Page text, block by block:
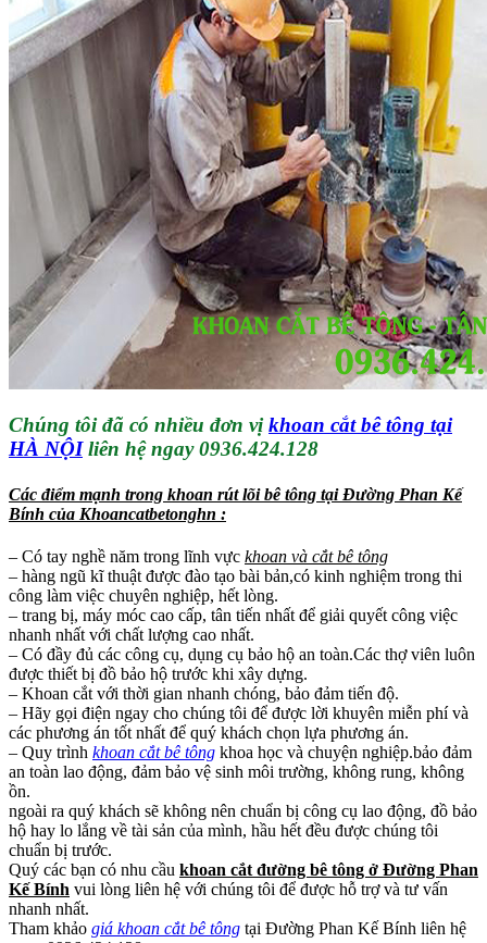
Chúng tôi đã có nhiều đơn vịkhoan cắt bê tông tại
HÀ NỘIliên hệ ngay 0936.424.128
Các điểm mạnh trong khoan rút lõi bê tông tại Đường Phan Kế
Bính của Khoancatbetonghn :
– Có tay nghề năm trong lĩnh vực khoan và cắt bê tông
– hàng ngũ kĩ thuật được đào tạo bài bản,có kinh nghiệm trong thi
công làm việc chuyên nghiệp, hết lòng.
– trang bị, máy móc cao cấp, tân tiến nhất để giải quyết công việc
nhanh nhất với chất lượng cao nhất.
– Có đầy đủ các công cụ, dụng cụ bảo hộ an toàn.Các thợ viên luôn
được thiết bị đồ bảo hộ trước khi xây dựng.
– Khoan cắt với thời gian nhanh chóng, bảo đảm tiến độ.
– Hãy gọi điện ngay cho chúng tôi để được lời khuyên miễn phí và
các phương án tốt nhất để quý khách chọn lựa phương án.
– Quy trình khoan cắt bê tông khoa học và chuyện nghiệp.bảo đảm
an toàn lao động, đảm bảo vệ sinh môi trường, không rung, không
ồn.
ngoài ra quý khách sẽ không nên chuẩn bị công cụ lao động, đồ bảo
hộ hay lo lắng về tài sản của mình, hầu hết đều được chúng tôi
chuẩn bị trước.
Quý các bạn có nhu cầu khoan cắt đường bê tông ở Đường Phan
Kế Bính vui lòng liên hệ với chúng tôi để được hỗ trợ và tư vấn
nhanh nhất.
Tham khảo giá khoan cắt bê tông tại Đường Phan Kế Bính liên hệ